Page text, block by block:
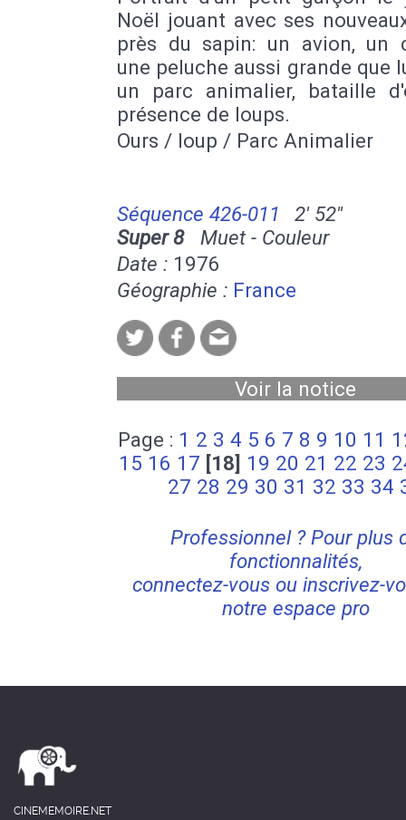
Noël jouant avec ses
près du sapin: un avion, un
une peluche aussi grande que
un parc animalier, bataille
présence de loups.
Ours / loup / Parc Animalier
Séquence 426-011
2' 52''
Super 8Muet - Couleur
Date : 1976
Géographie : France
Voir la notice
Page : 1 2 3 4 5 6 7 8 9 10 11
15 16 17 [18] 19 20 21 22 23
27 28 29 30 31 32 33 34
Professionnel ? Pour plus
fonctionnalités,
connectez-vous ou inscrivez-
notre espace pro
CINEMEMOIRE.NET